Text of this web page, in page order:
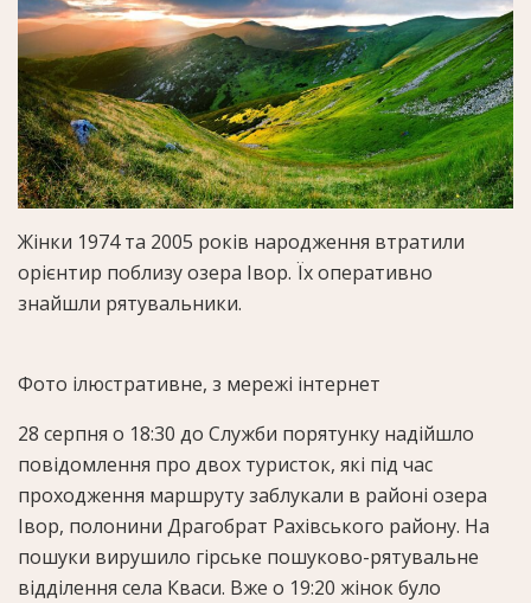
Жінки 1974 та 2005 років народження втратили
орієнтир поблизу озера Івор. Їх оперативно
знайшли рятувальники.
Фото ілюстративне, з мережі інтернет
28 серпня о 18:30 до Служби порятунку надійшло
повідомлення про двох туристок, які під час
проходження маршруту заблукали в районі озера
Івор, полонини Драгобрат Рахівського району. На
пошуки вирушило гірське пошуково-рятувальне
відділення села Кваси. Вже о 19:20 жінок було